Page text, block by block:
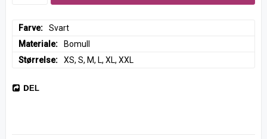
Farve
Svart
Materiale
Bomull
Størrelse
XS, S, M, L, XL, XXL
DEL